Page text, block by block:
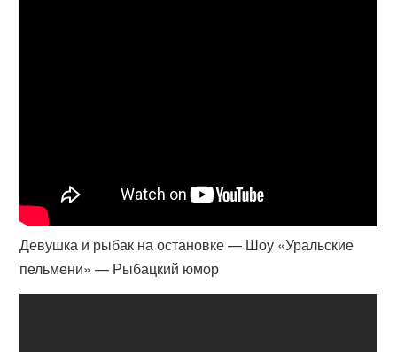
Девушка и рыбак на остановке — Шоу «Уральские
пельмени» — Рыбацкий юмор